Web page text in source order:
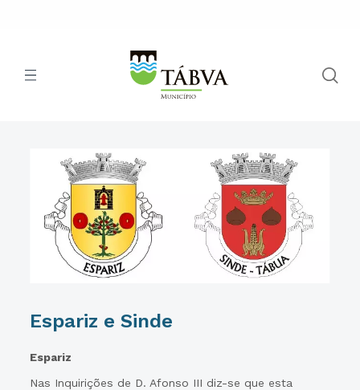
Espariz e Sinde
Espariz
Nas Inquirições de D. Afonso III diz-se que esta